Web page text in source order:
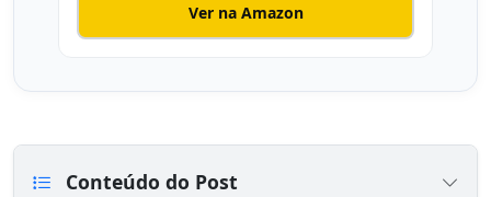
Ver na Amazon
Conteúdo do Post